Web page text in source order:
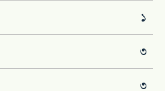
১
৩
৩